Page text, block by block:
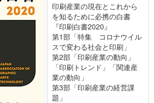
印刷産業の現在とこれから
を知るために必携の白書
『印刷白書2020』
第1部「特集 コロナウイル
スで変わる社会と印刷」
第2部「印刷産業の動向」
「印刷トレンド」「関連産
業の動向」
第3部「印刷産業の経営課
題」